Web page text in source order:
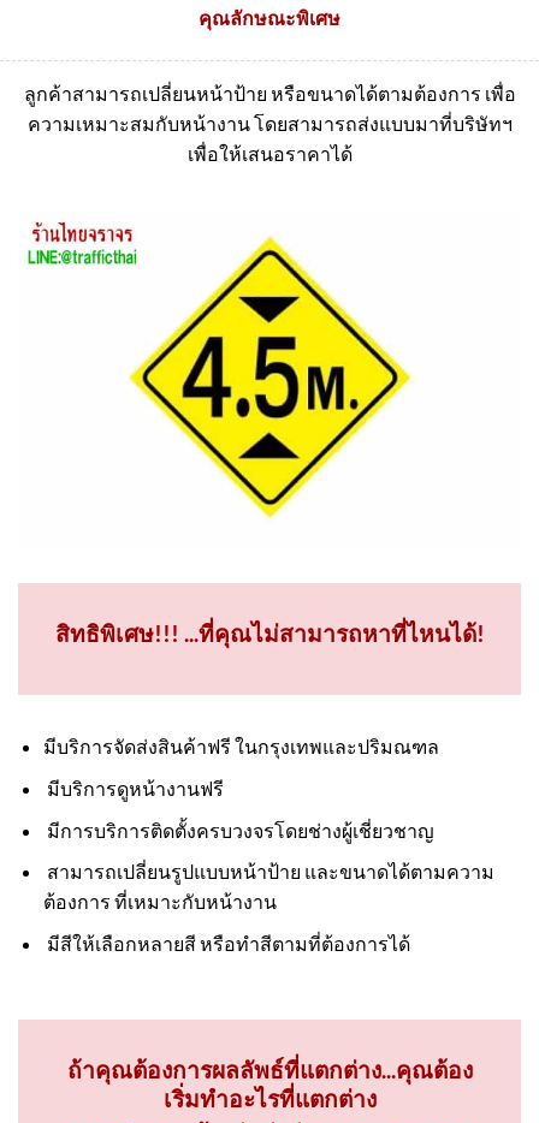
คุณลักษณะพิเศษ
ลูกค้าสามารถเปลี่ยนหน้าป้าย หรือขนาดได้ตามต้องการ เพื่อ
ความเหมาะสมกับหน้างาน โดยสามารถส่งแบบมาที่บริษัทฯ
เพื่อให้เสนอราคาได้
สิทธิพิเศษ!!! ...ที่คุณไม่สามารถหาที่ไหนได้!
มีบริการจัดส่งสินค้าฟรี ในกรุงเทพและปริมณฑล
มีบริการดูหน้างานฟรี
มีการบริการติดตั้งครบวงจรโดยช่างผู้เชี่ยวชาญ
สามารถเปลี่ยนรูปแบบหน้าป้าย และขนาดได้ตามความ
ต้องการ ที่เหมาะกับหน้างาน
มีสีให้เลือกหลายสี หรือทำสีตามที่ต้องการได้
ถ้าคุณต้องการผลลัพธ์ที่แตกต่าง...คุณต้อง
เริ่มทำอะไรที่แตกต่าง